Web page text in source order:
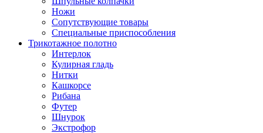
Ножи
Сопутствующие товары
Специальные приспособления
Трикотажное полотно
Интерлок
Кулирная гладь
Нитки
Кашкорсе
Рибана
Футер
Шнурок
Экстрофор